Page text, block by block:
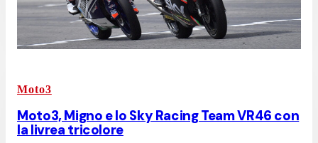
Moto3
Moto3, Migno e lo Sky Racing Team VR46 con
la livrea tricolore